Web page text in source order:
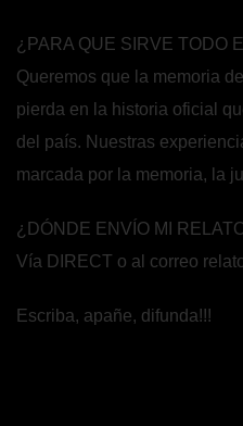
¿PARA QUE SIRVE TODO
Queremos que la memoria
pierda en la historia oficial
del país. Nuestras
marcada por la memoria, la
¿DÓNDE ENVÍO MI
Vía DIRECT o al correo
Escriba, apañe, difunda!!!